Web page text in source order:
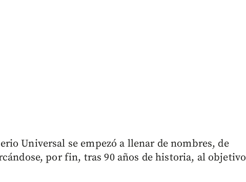
Universal se empezó a llenar de nombres, de
por fin, tras 90 años de historia, al objetivo